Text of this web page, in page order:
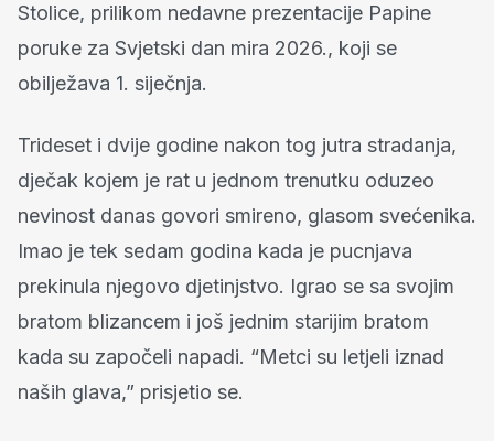
Stolice, prilikom nedavne prezentacije Papine
poruke za Svjetski dan mira 2026., koji se
obilježava 1. siječnja.
Trideset i dvije godine nakon tog jutra stradanja,
dječak kojem je rat u jednom trenutku oduzeo
nevinost danas govori smireno, glasom svećenika.
Imao je tek sedam godina kada je pucnjava
prekinula njegovo djetinjstvo. Igrao se sa svojim
bratom blizancem i još jednim starijim bratom
kada su započeli napadi. “Metci su letjeli iznad
naših glava,” prisjetio se.